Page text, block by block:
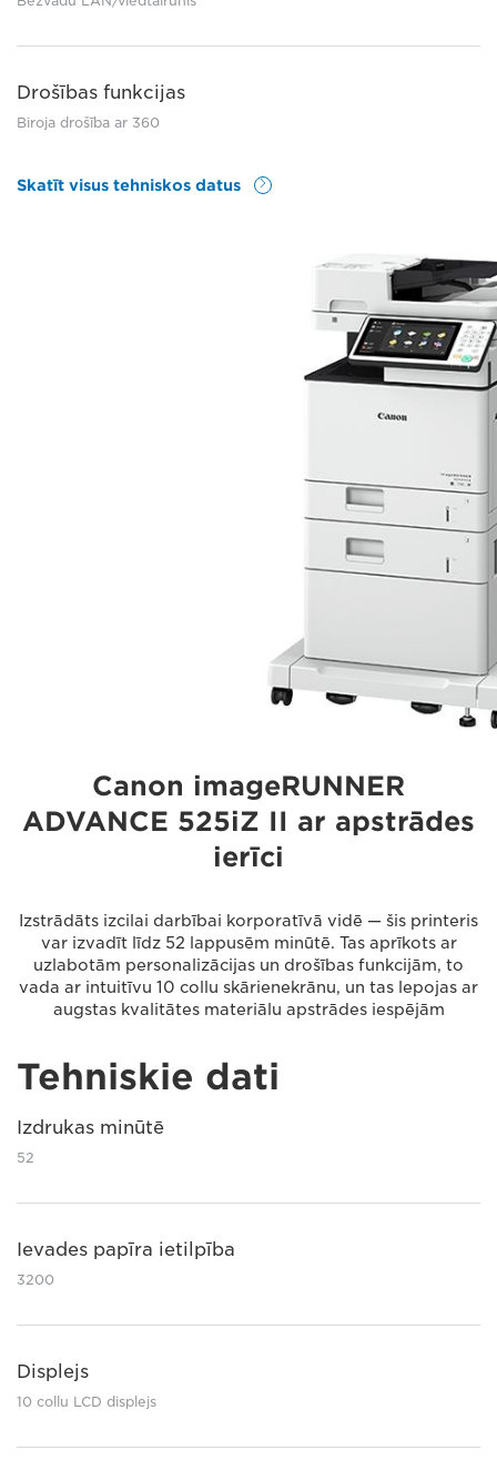
Drošības funkcijas
Biroja drošība ar 360
Skatīt visus tehniskos datus
Canon imageRUNNER
ADVANCE 525iZ II ar apstrādes
ierīci
Izstrādāts izcilai darbībai korporatīvā vidē — šis printeris
var izvadīt līdz 52 lappusēm minūtē. Tas aprīkots ar
uzlabotām personalizācijas un drošības funkcijām, to
vada ar intuitīvu 10 collu skārienekrānu, un tas lepojas ar
augstas kvalitātes materiālu apstrādes iespējām
Tehniskie dati
Izdrukas minūtē
52
Ievades papīra ietilpība
3200
Displejs
10 collu LCD displejs